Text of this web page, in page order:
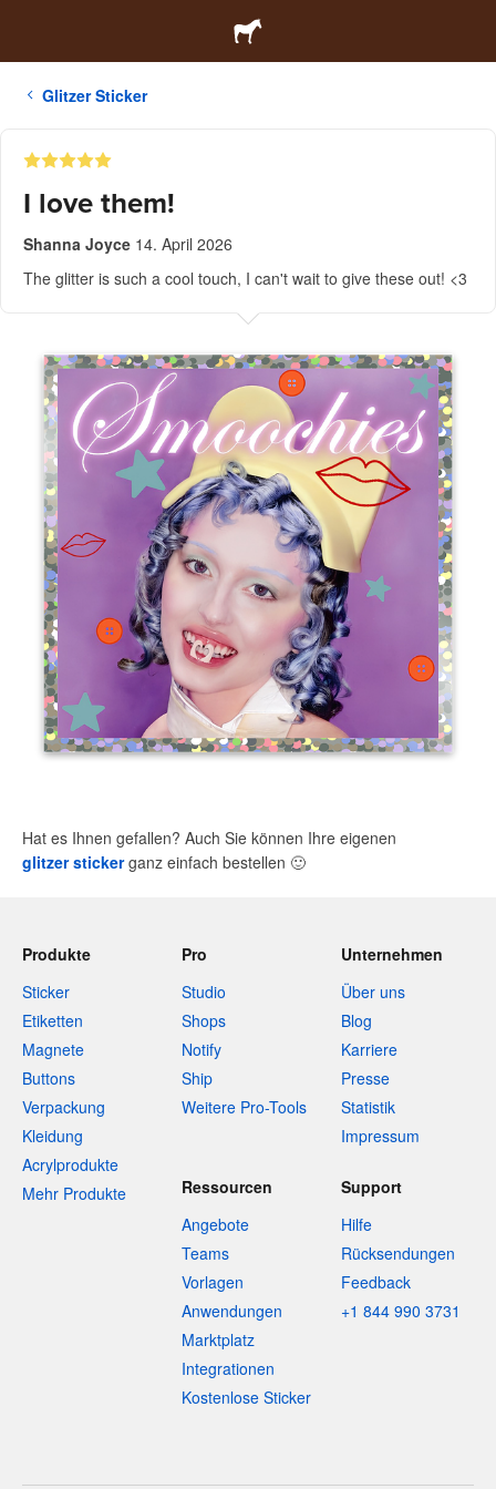
Glitzer Sticker
I love them!
Shanna Joyce 14. April 2026
The glitter is such a cool touch, I can't wait to give these out! <3
Hat es Ihnen gefallen? Auch Sie können Ihre eigenen
glitzer stickerganz einfach bestellen 🙂
Produkte
Sticker
Etiketten
Magnete
Buttons
Verpackung
Kleidung
Acrylprodukte
Mehr Produkte
Pro
Studio
Shops
Notify
Ship
Weitere Pro-Tools
Unternehmen
Über uns
Blog
Karriere
Presse
Statistik
Impressum
Ressourcen
Angebote
Teams
Vorlagen
Anwendungen
Marktplatz
Integrationen
Kostenlose Sticker
Support
Hilfe
Rücksendungen
Feedback
+1 844 990 3731